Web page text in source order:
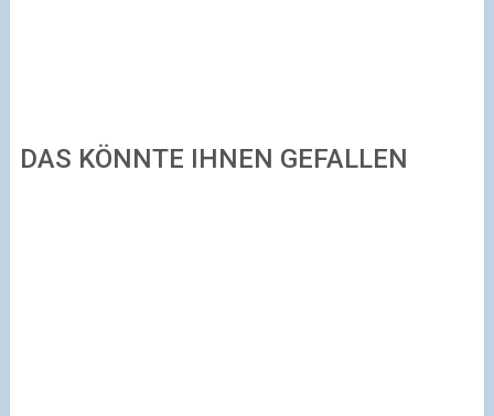
DAS KÖNNTE IHNEN GEFALLEN